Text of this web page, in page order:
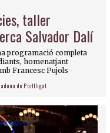
taller
Salvador Dalí
programació completa
homenatjant
Francesc Pujols
de Portlligat